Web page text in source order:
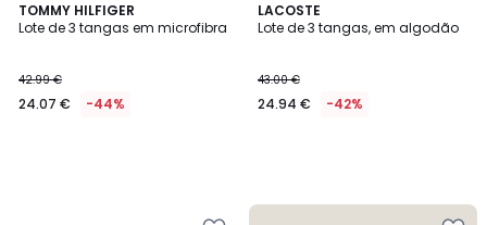
TOMMY HILFIGER
Lote de 3 tangas em microfibra
€
em
42.99 €
24.07 € -44%
LACOSTE
Lote de 3 tangas, em algodão
43.00 €
24.94 € -42%